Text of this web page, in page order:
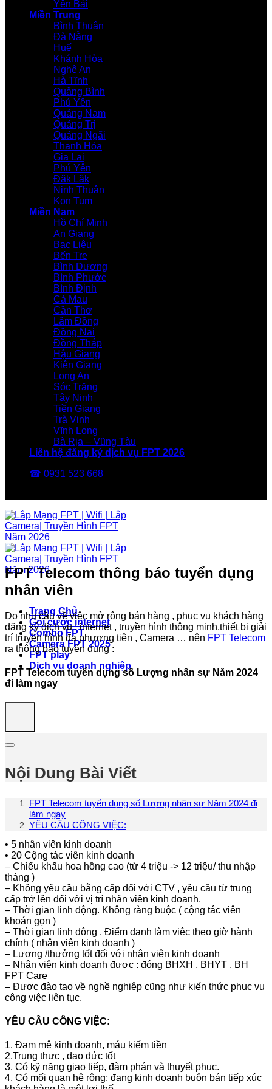
Yên Bái
Miền Trung
Bình Thuận
Đà Nẵng
Huế
Khánh Hòa
Nghệ An
Hà Tĩnh
Quảng Bình
Phú Yên
Quảng Nam
Quảng Trị
Quảng Ngãi
Thanh Hóa
Gia Lai
Phú Yên
Đăk Lăk
Ninh Thuận
Kon Tum
Miền Nam
Hồ Chí Minh
An Giang
Bạc Liêu
Bến Tre
Bình Dương
Bình Phước
Bình Định
Cà Mau
Cần Thơ
Lâm Đồng
Đồng Nai
Đồng Tháp
Hậu Giang
Kiên Giang
Long An
Sóc Trăng
Tây Ninh
Tiền Giang
Trà Vinh
Vĩnh Long
Bà Rịa – Vũng Tàu
Liên hệ đăng ký dịch vụ FPT 2026
☎ 0931 523 668
Trang Chủ
Gói cước internet
Combo FPT
Camera FPT 2025
FPT play
Dịch vụ doanh nghiệp
FPT Telecom thông báo tuyển dụng
nhân viên
Do nhu cầu về việc mở rộng bán hàng , phục vụ khách hàng
đăng ký dịch vụ : internet , truyền hình thông minh,thiết bị giải
trí truyền hình đa phương tiện , Camera … nên FPT Telecom
ra thông báo tuyển dung :
FPT Telecom tuyển dụng số Lượng nhân sự Năm 2024
đi làm ngay
Nội Dung Bài Viết
FPT Telecom tuyển dụng số Lượng nhân sự Năm 2024 đi
làm ngay
YÊU CẦU CÔNG VIỆC:
• 5 nhân viên kinh doanh
• 20 Cộng tác viên kinh doanh
– Chiếu khấu hoa hồng cao (từ 4 triệu -> 12 triệu/ thu nhập
tháng )
– Không yêu cầu bằng cấp đối với CTV , yêu cầu từ trung
cấp trở lên đối với vị trí nhân viên kinh doanh.
– Thời gian linh động. Không ràng buộc ( cộng tác viên
khoán gọn )
– Thời gian linh động . Điểm danh làm việc theo giờ hành
chính ( nhân viên kinh doanh )
– Lương /thưởng tốt đối với nhân viên kinh doanh
– Nhân viên kinh doanh được : đóng BHXH , BHYT , BH
FPT Care
– Được đào tạo về nghề nghiệp cũng như kiến thức phục vụ
công việc liên tục.
YÊU CẦU CÔNG VIỆC:
1. Đam mê kinh doanh, máu kiếm tiền
2.Trung thực , đạo đức tốt
3. Có kỹ năng giao tiếp, đàm phán và thuyết phục.
4. Có mối quan hệ rộng; đang kinh doanh buôn bán tiếp xúc